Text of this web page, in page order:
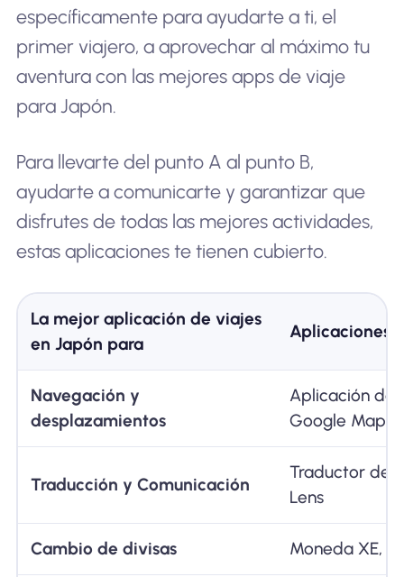
específicamente para ayudarte a ti, el
primer viajero, a aprovechar al máximo tu
aventura con las mejores apps de viaje
para Japón.
Para llevarte del punto A al punto B,
ayudarte a comunicarte y garantizar que
disfrutes de todas las mejores actividades,
estas aplicaciones te tienen cubierto.
La mejor aplicación de viajes
en Japón para
Aplicaciones
Navegación y
desplazamientos
Aplicación de
Google Maps,
Traducción y Comunicación
Traductor de
Lens
Cambio de divisas Moneda XE,